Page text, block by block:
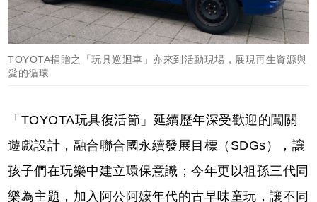
TOYOTA捐贈之「玩具巡迴車」亦來到活動現場，展現再生資源與
愛的循環
「TOYOTA玩具復活節」延續歷年深受歡迎的闖關
遊戲設計，融合聯合國永續發展目標（SDGs），讓
孩子們在玩樂中建立環保意識；今年更以祖孫三代同
樂為主題，加入阿公阿嬤年代的古早味童玩，讓不同